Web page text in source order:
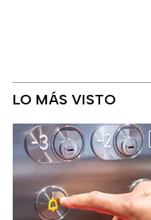
LO MÁS VISTO